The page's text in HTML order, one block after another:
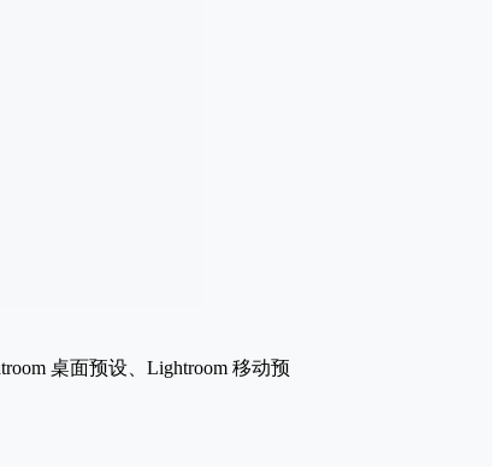
桌面预设、Lightroom 移动预